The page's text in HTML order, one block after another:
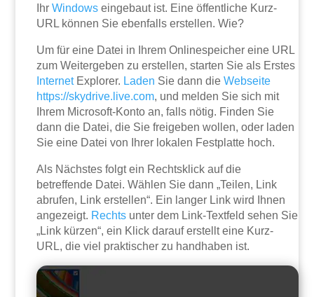
IhrWindows eingebaut ist. Eine öffentliche Kurz-
URL können Sie ebenfalls erstellen. Wie?
Um für eine Datei in Ihrem Onlinespeicher eine URL
zum Weitergeben zu erstellen, starten Sie als Erstes
InternetExplorer. Laden Sie dann dieWebseite
https://skydrive.live.com, und melden Sie sich mit
Ihrem Microsoft-Konto an, falls nötig. Finden Sie
dann die Datei, die Sie freigeben wollen, oder laden
Sie eine Datei von Ihrer lokalen Festplatte hoch.
Als Nächstes folgt ein Rechtsklick auf die
betreffende Datei. Wählen Sie dann „Teilen, Link
abrufen, Link erstellen“. Ein langer Link wird Ihnen
angezeigt. Rechts unter dem Link-Textfeld sehen Sie
„Link kürzen“, ein Klick darauf erstellt eine Kurz-
URL, die viel praktischer zu handhaben ist.